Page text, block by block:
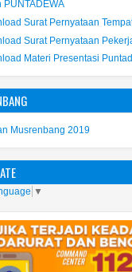
PUNTADEWA
Surat Pernyataan
Surat Pernyataan
Materi Presentasi
Musrenbang 2019
▼